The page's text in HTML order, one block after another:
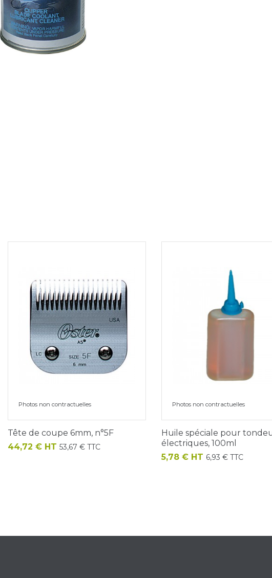
Photos non contractuelles
Tête de coupe 6mm, n°5F
Prix
44,72 € HT 53,67 € TTC
Photos non contractuelles
Huile spéciale pour
électriques, 100ml
Prix
5,78 € HT 6,93 € TTC